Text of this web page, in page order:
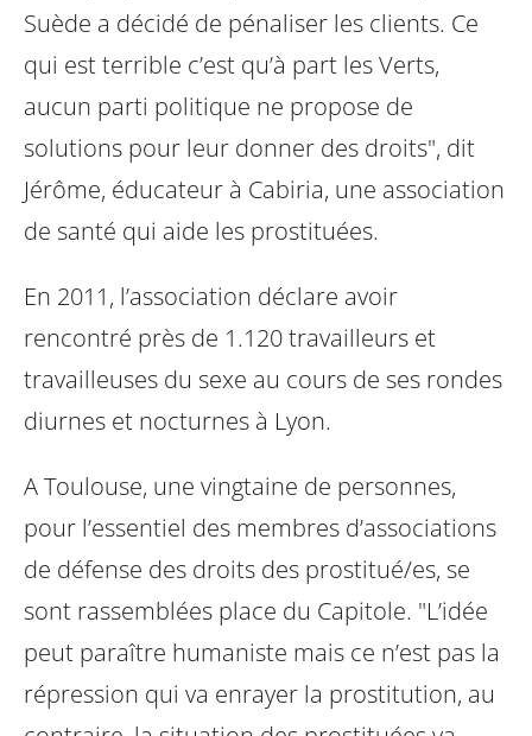
Suède a décidé de pénaliser les clients. Ce
qui est terrible c’est qu’à part les Verts,
aucun parti politique ne propose de
solutions pour leur donner des droits", dit
Jérôme, éducateur à Cabiria, une association
de santé qui aide les prostituées.
En 2011, l’association déclare avoir
rencontré près de 1.120 travailleurs et
travailleuses du sexe au cours de ses rondes
diurnes et nocturnes à Lyon.
A Toulouse, une vingtaine de personnes,
pour l’essentiel des membres d’associations
de défense des droits des prostitué/es, se
sont rassemblées place du Capitole. "L’idée
peut paraître humaniste mais ce n’est pas la
répression qui va enrayer la prostitution, au